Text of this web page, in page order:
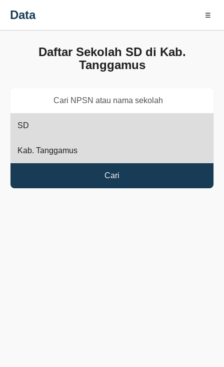
Data ☰
Daftar Sekolah SD di Kab.
Tanggamus
Cari